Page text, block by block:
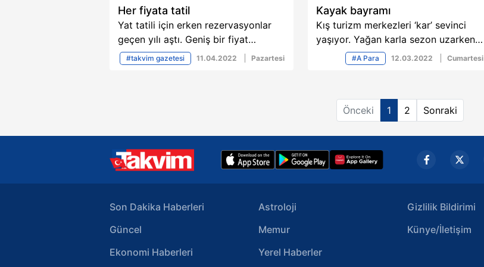
Her fiyata tatil
Yat tatili için erken rezervasyonlar
geçen yılı aştı. Geniş bir fiyat
yelpazesi ortaya çıktı. Kişi başı 1
hafta tatilin 3 bin liradan başladığı
#takvim gazetesi 11.04.2022 Pazartesi
Kayak bayramı
Kış turizm merkezleri ‘kar’ sevinci
yaşıyor. Yağan karla sezon uzarken,
turizmciler vatandaşa Ramazan
Bayramı’nda kayak yaptırmayı
#A Para 12.03.2022 Cumartesi
Önceki 1 2 Sonraki
Son Dakika Haberleri
Güncel
Ekonomi Haberleri
Astroloji
Memur
Yerel Haberler
Gizlilik Bildirimi
Künye/İletişim